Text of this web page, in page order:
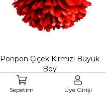
Ponpon Çiçek Kırmızı Büyük
Boy
Sepetim Üye Girişi